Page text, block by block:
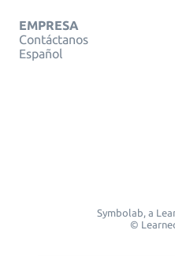
EMPRESA
Contáctanos
Español
Symbolab, a
©